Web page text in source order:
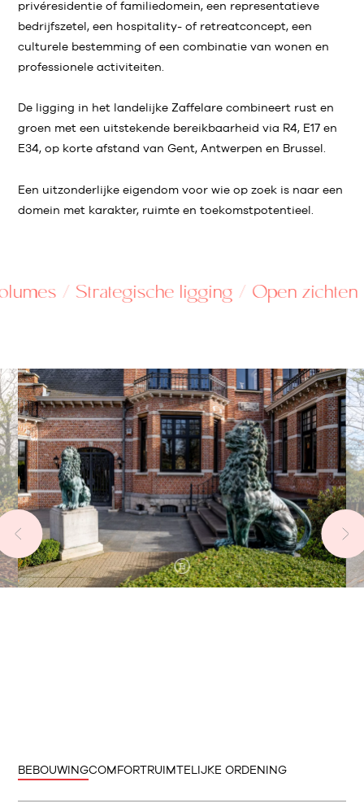
privéresidentie of familiedomein, een representatieve
bedrijfszetel, een hospitality- of retreatconcept, een
culturele bestemming of een combinatie van wonen en
professionele activiteiten.
De ligging in het landelijke Zaffelare combineert rust en
groen met een uitstekende bereikbaarheid via R4, E17 en
E34, op korte afstand van Gent, Antwerpen en Brussel.
Een uitzonderlijke eigendom voor wie op zoek is naar een
domein met karakter, ruimte en toekomstpotentieel.
/ Strategische ligging / Open zichten /
BEBOUWINGCOMFORTRUIMTELIJKE ORDENING